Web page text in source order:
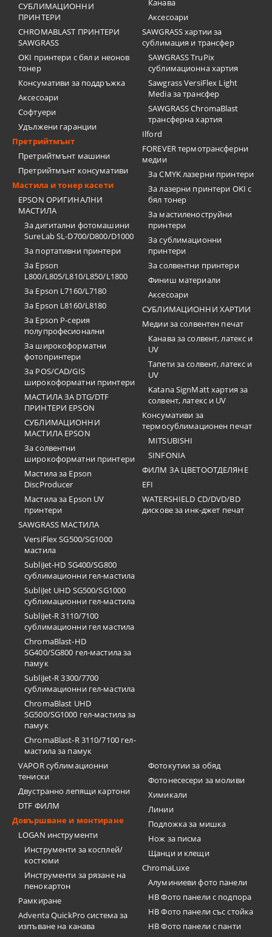
СУБЛИМАЦИОННИ
ПРИНТЕРИ
CHROMABLAST ПРИНТЕРИ
SAWGRASS
OKI принтери с бял и неонов
тонер
Консумативи за поддръжка
Аксесоари
Софтуери
Удължени гаранции
Претрийтмънт
Претрийтмънт машини
Претрийтмънт консумативи
Мастила и тонер касети
EPSON ОРИГИНАЛНИ
МАСТИЛА
За дигитални фотомашини
SureLab SL-D700/D800/D1000
За портативни принтери
За Epson
L800/L805/L810/L850/L1800
За Epson L7160/L7180
За Epson L8160/L8180
За Epson P-серия
полупрофесионални
За широкоформатни
фотопринтери
За POS/CAD/GIS
широкоформатни принтери
МАСТИЛА ЗА DTG/DTF
ПРИНТЕРИ EPSON
СУБЛИМАЦИОННИ
МАСТИЛА EPSON
За солвентни
широкоформатни принтери
Мастила за Epson
DiscProducer
Мастила за Epson UV
принтери
SAWGRASS МАСТИЛА
VersiFlex SG500/SG1000
мастила
SubliJet-HD SG400/SG800
сублимационни гел-мастила
SubliJet UHD SG500/SG1000
сублимационни гел-мастила
SubliJet-R 3110/7100
сублимационни гел мастила
ChromaBlast-HD
SG400/SG800 гел-мастила за
памук
SubliJet-R 3300/7700
сублимационни гел-мастила
ChromaBlast UHD
SG500/SG1000 гел-мастила за
памук
ChromaBlast-R 3110/7100 гел-
мастила за памук
Канава
Аксесоари
SAWGRASS хартии за
сублимация и трансфер
SAWGRASS TruPix
сублимационна хартия
Sawgrass VersiFlex Light
Media за трансфер
SAWGRASS ChromaBlast
трансферна хартия
Ilford
FOREVER термотрансферни
медии
За CMYK лазерни принтери
За лазерни принтери OKI с
бял тонер
За мастиленоструйни
принтери
За сублимационни
принтери
За солвентни принтери
Финиш материали
Аксесоари
СУБЛИМАЦИОННИ ХАРТИИ
Медии за солвентен печат
Канава за солвент, латекс и
UV
Тапети за солвент, латекс и
UV
Katana SignMatt хартия за
солвент, латекс и UV
Консумативи за
термосублимационен печат
MITSUBISHI
SINFONIA
ФИЛМ ЗА ЦВЕТООТДЕЛЯНЕ
EFI
WATERSHIELD CD/DVD/BD
дискове за инк-джет печат
VAPOR сублимационни
тениски
Двустранно лепящи картони
DTF ФИЛМ
Довършване и монтиране
LOGAN инструменти
Инструменти за косплей/
костюми
Инструменти за рязане на
пенокартон
Рамкиране
Adventa QuickPro система за
изпъване на канава
Фотокутии за обяд
Фотонесесери за моливи
Химикали
Линии
Подложка за мишка
Нож за писма
Щанци и клещи
ChromaLuxe
Алуминиеви фото панели
HB Фото панели с подпора
HB Фото панели със стойка
HB Фото панели с панти